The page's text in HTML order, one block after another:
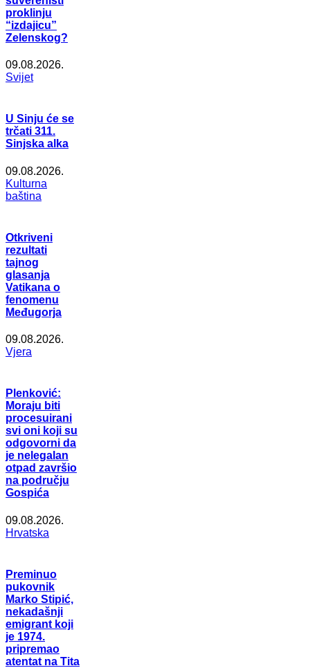
proklinju
“izdajicu”
Zelenskog?
09.08.2026.
Svijet
U Sinju će se
trčati 311.
Sinjska alka
09.08.2026.
Kulturna
baština
Otkriveni
rezultati
tajnog
glasanja
Vatikana o
fenomenu
Međugorja
09.08.2026.
Vjera
Plenković:
Moraju biti
procesuirani
svi oni koji su
odgovorni da
je nelegalan
otpad završio
na području
Gospića
09.08.2026.
Hrvatska
Preminuo
pukovnik
Marko Stipić,
nekadašnji
emigrant koji
je 1974.
pripremao
atentat na Tita